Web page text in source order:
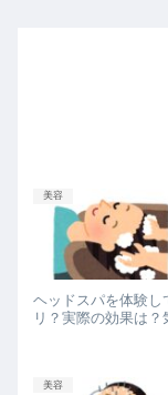
美容
ヘッドスパを体験し
リ？実際の効果は
美容